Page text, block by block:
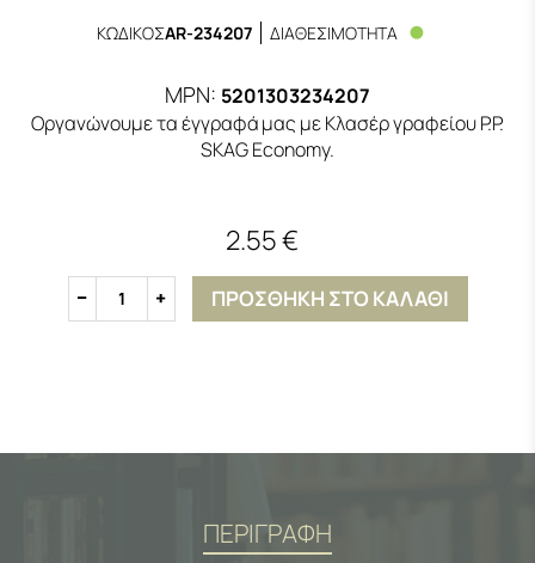
ΚΩΔΙΚΟΣAR-234207 ΔΙΑΘΕΣΙΜΟΤΗΤΑ
MPN: 5201303234207
Οργανώνουμε τα έγγραφά μας με Κλασέρ γραφείου P.P.
SKAG Economy.
2.55 €
1 ΠΡΟΣΘΗΚΗ ΣΤΟ ΚΑΛΑΘΙ
ΠΕΡΙΓΡΑΦΗ